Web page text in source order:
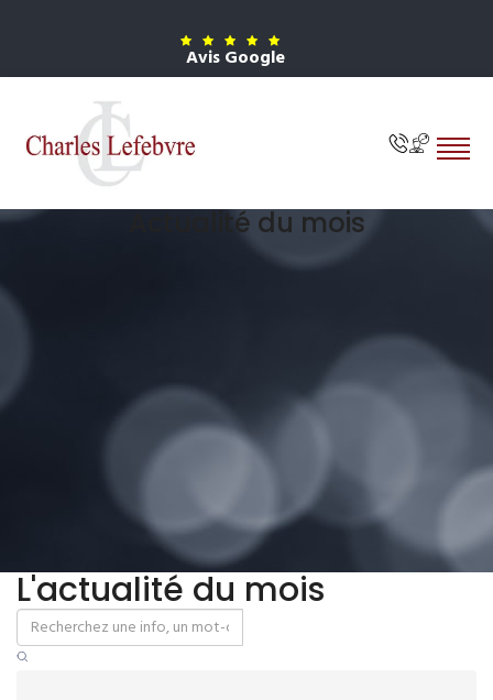
Avis Google
Actualité du mois
L'actualité du mois